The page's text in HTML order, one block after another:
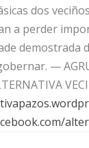
dos
a perder
demostrada
—